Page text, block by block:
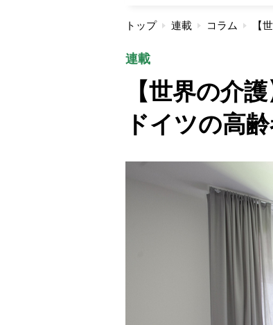
トップ 連載 コラム
連載
【世界の介
ドイツの高